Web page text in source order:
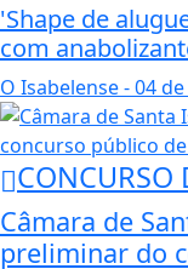
'Shape de
com
O Isabelense- 04
Câmara de
preliminar do